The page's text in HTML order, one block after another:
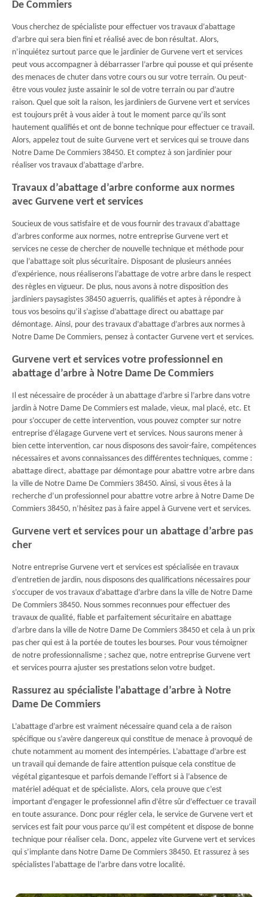
De Commiers
Vous cherchez de spécialiste pour effectuer vos travaux d’abattage
d’arbre qui sera bien fini et réalisé avec de bon résultat. Alors,
n’inquiétez surtout parce que le jardinier de Gurvene vert et services
peut vous accompagner à débarrasser l’arbre qui pousse et qui présente
des menaces de chuter dans votre cours ou sur votre terrain. Ou peut-
être vous voulez juste assainir le sol de votre terrain ou par d’autre
raison. Quel que soit la raison, les jardiniers de Gurvene vert et services
est toujours prêt à vous aider à tout le moment parce qu’ils sont
hautement qualifiés et ont de bonne technique pour effectuer ce travail.
Alors, appelez tout de suite Gurvene vert et services qui se trouve dans
Notre Dame De Commiers 38450. Et comptez à son jardinier pour
réaliser vos travaux d’abattage d’arbre.
Travaux d’abattage d’arbre conforme aux normes
avec Gurvene vert et services
Soucieux de vous satisfaire et de vous fournir des travaux d’abattage
d’arbres conforme aux normes, notre entreprise Gurvene vert et
services ne cesse de chercher de nouvelle technique et méthode pour
que l’abattage soit plus sécuritaire. Disposant de plusieurs années
d’expérience, nous réaliserons l’abattage de votre arbre dans le respect
des règles en vigueur. De plus, nous avons à notre disposition des
jardiniers paysagistes 38450 aguerris, qualifiés et aptes à répondre à
tous vos besoins qu’il s’agisse d’abattage direct ou abattage par
démontage. Ainsi, pour des travaux d’abattage d’arbres aux normes à
Notre Dame De Commiers, pensez à contacter Gurvene vert et services.
Gurvene vert et services votre professionnel en
abattage d’arbre à Notre Dame De Commiers
Il est nécessaire de procéder à un abattage d’arbre si l’arbre dans votre
jardin à Notre Dame De Commiers est malade, vieux, mal placé, etc. Et
pour s’occuper de cette intervention, vous pouvez compter sur notre
entreprise d’élagage Gurvene vert et services. Nous saurons mener à
bien cette intervention, car nous disposons des savoir-faire, compétences
nécessaires et avons connaissances des différentes techniques, comme :
abattage direct, abattage par démontage pour abattre votre arbre dans
la ville de Notre Dame De Commiers 38450. Ainsi, si vous êtes à la
recherche d’un professionnel pour abattre votre arbre à Notre Dame De
Commiers 38450, n’hésitez pas à faire appel à Gurvene vert et services.
Gurvene vert et services pour un abattage d’arbre pas
cher
Notre entreprise Gurvene vert et services est spécialisée en travaux
d’entretien de jardin, nous disposons des qualifications nécessaires pour
s’occuper de vos travaux d’abattage d’arbre dans la ville de Notre Dame
De Commiers 38450. Nous sommes reconnues pour effectuer des
travaux de qualité, fiable et parfaitement sécuritaire en abattage
d’arbre dans la ville de Notre Dame De Commiers 38450 et cela à un prix
pas cher qui est à la portée de toutes les bourses. Pour vous témoigner
de notre professionnalisme ; sachez que, notre entreprise Gurvene vert
et services pourra ajuster ses prestations selon votre budget.
Rassurez au spécialiste l’abattage d’arbre à Notre
Dame De Commiers
L’abattage d’arbre est vraiment nécessaire quand cela a de raison
spécifique ou s’avère dangereux qui constitue de menace à provoqué de
chute notamment au moment des intempéries. L’abattage d’arbre est
un travail qui demande de faire attention puisque cela constitue de
végétal gigantesque et parfois demande l’effort si à l’absence de
matériel adéquat et de spécialiste. Alors, cela prouve que c’est
important d’engager le professionnel afin d’être sûr d’effectuer ce travail
en toute assurance. Donc pour régler cela, le service de Gurvene vert et
services est fait pour vous parce qu’il est compétent et dispose de bonne
technique pour réaliser cela. Donc, appelez vite Gurvene vert et services
qui s’implante dans Notre Dame De Commiers 38450. Et rassurez à ses
spécialistes l’abattage de l’arbre dans votre localité.